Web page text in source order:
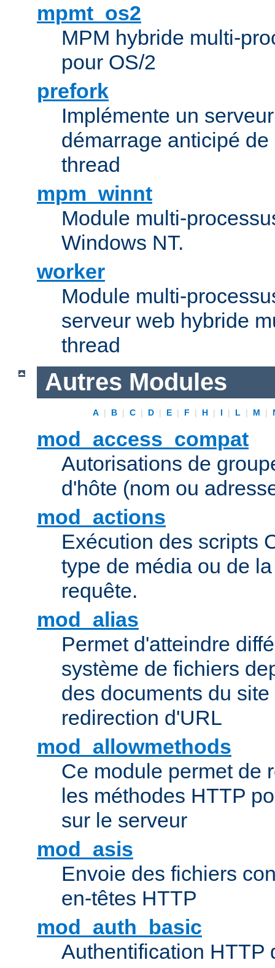
mpmt_os2
MPM hybride multi-
pour OS/2
prefork
Implémente un
démarrage anticipé
thread
mpm_winnt
Module multi-
Windows NT.
worker
Module multi-
serveur web hybride
thread
Autres Modules
A | B | C | D | E | F | H | I | L | M |
mod_access_compat
Autorisations de
d'hôte (nom ou
mod_actions
Exécution des scripts
type de média ou de
requête.
mod_alias
Permet d'atteindre
système de fichiers
des documents du
redirection d'URL
mod_allowmethods
Ce module permet de
les méthodes HTTP
sur le serveur
mod_asis
Envoie des fichiers
en-têtes HTTP
mod_auth_basic
Authentification HTTP